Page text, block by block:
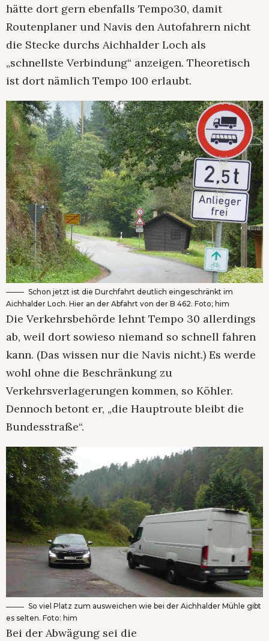
hätte dort gern ebenfalls Tempo30, damit
Routenplaner und Navis den Autofahrern nicht
die Stecke durchs Aichhalder Loch als
„schnellste Verbindung“ anzeigen. Theoretisch
ist dort nämlich Tempo 100 erlaubt.
Schon jetzt ist die Durchfahrt deutlich eingeschränkt im
Aichhalder Loch. Hier an der Abfahrt von der B 462. Foto; him
Die Verkehrsbehörde lehnt Tempo 30 allerdings
ab, weil dort sowieso niemand so schnell fahren
kann. (Das wissen nur die Navis nicht.) Es werde
wohl ohne die Beschränkung zu
Verkehrsverlagerungen kommen, so Köhler.
Dennoch betont er, „die Hauptroute bleibt die
Bundesstraße“.
So viel Platz zum ausweichen wie bei der Aichhalder Mühle gibt
es selten. Foto: him
Bei der Abwägung sei die